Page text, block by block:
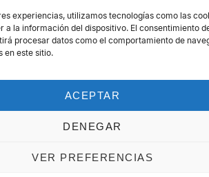
experiencias, utilizamos tecnologías como las
a la información del dispositivo. El consentimiento
procesar datos como el comportamiento de
en este sitio.
ACEPTAR
DENEGAR
VER PREFERENCIAS